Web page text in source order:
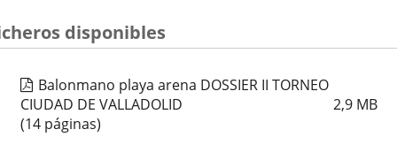
aplicación
disponibles
Balonmano playa arena DOSSIER II TORNEO
CIUDAD DE VALLADOLID
2,9 MB
(14 páginas)